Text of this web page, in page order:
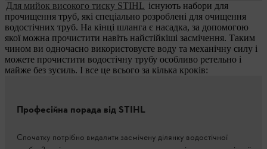
Для мийок високого тиску STIHL існують набори для
прочищення труб, які спеціально розроблені для очищення
водостічних труб. На кінці шланга є насадка, за допомогою
якої можна прочистити навіть найстійкіші засмічення. Таким
чином ви одночасно використовуєте воду та механічну силу і
можете прочистити водостічну трубу особливо ретельно і
майже без зусиль. І все це всього за кілька кроків:
Професійна порада від STIHL
Спочатку потрібно видалити засмічену ділянку водостічної